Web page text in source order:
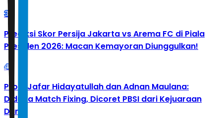
3
Prediksi Skor Persija Jakarta vs Arema FC di Piala
Presiden 2026: Macan Kemayoran Diunggulkan!
4
Profil Jafar Hidayatullah dan Adnan Maulana:
Diduga Match Fixing, Dicoret PBSI dari Kejuaraan
Dunia